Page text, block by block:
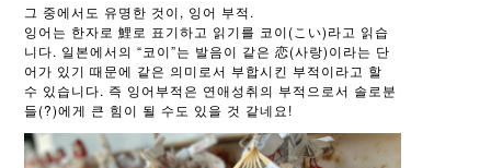
그 중에서도 유명한 것이, 잉어 부적.
잉어는 한자로 鯉로 표기하고 읽기를 코이(こい)라고 읽습
니다. 일본에서의 “코이”는 발음이 같은 恋(사랑)이라는 단
어가 있기 때문에 같은 의미로서 부합시킨 부적이라고 할
수 있습니다. 즉 잉어부적은 연애성취의 부적으로서 솔로분
들(?)에게 큰 힘이 될 수도 있을 것 같네요!